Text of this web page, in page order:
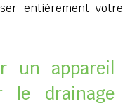
entièrement votre
un appareil
le drainage